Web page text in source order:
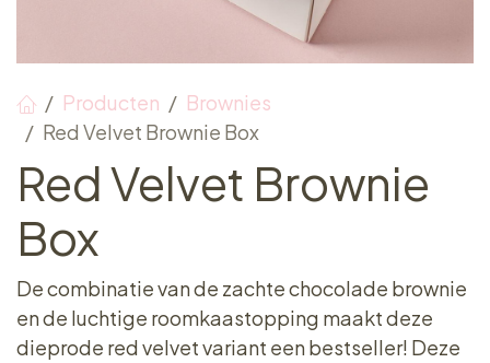
Producten
Brownies
Red Velvet Brownie Box
Red Velvet Brownie
Box
De combinatie van de zachte chocolade brownie
en de luchtige roomkaastopping maakt deze
dieprode red velvet variant een bestseller! Deze